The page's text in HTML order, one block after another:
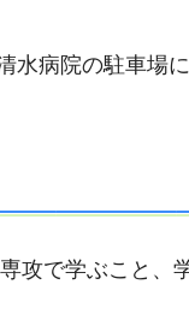
水病院の駐車場
攻で学ぶこと、